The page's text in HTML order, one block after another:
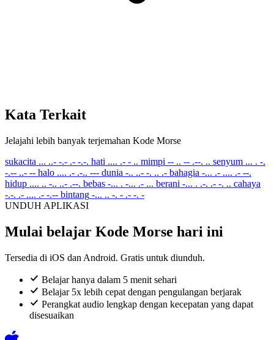
Kata Terkait
Jelajahi lebih banyak terjemahan Kode Morse
sukacita ... ..- -.- .- -.-. hati .... .- - .. mimpi -- .. -- .--. .. senyum ... . -.
-.-- ..- -- halo .... .- .-.. --- dunia -.. ..- -. .. .- bahagia -... .- .... .- --.
hidup .... .. -.. ..- .--. bebas -... . -... .- ... berani -... . .-. .- -. .. cahaya
-.-. .- .... .- -.-- bintang -... .. -. - .- -. -
UNDUH APLIKASI
Mulai belajar Kode Morse hari ini
Tersedia di iOS dan Android. Gratis untuk diunduh.
Belajar hanya dalam 5 menit sehari
Belajar 5x lebih cepat dengan pengulangan berjarak
Perangkat audio lengkap dengan kecepatan yang dapat
disesuaikan